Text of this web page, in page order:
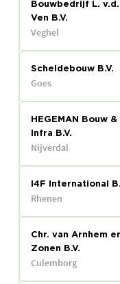
Bouwbedrijf L. v.d.
Ven B.V.
Veghel
Scheldebouw B.V.
Goes
HEGEMAN Bouw &
Infra B.V.
Nijverdal
I4F International
Rhenen
Chr. van Arnhem
Zonen B.V.
Culemborg